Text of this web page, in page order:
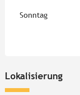
Sonntag
Lokalisierung